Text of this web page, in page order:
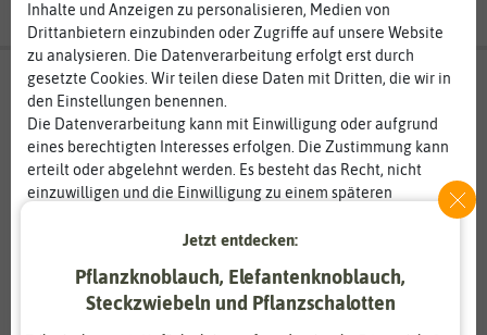
Inhalte und Anzeigen zu personalisieren, Medien von
Drittanbietern einzubinden oder Zugriffe auf unsere Website
zu analysieren. Die Datenverarbeitung erfolgt erst durch
gesetzte Cookies. Wir teilen diese Daten mit Dritten, die wir in
den Einstellungen benennen.
Die Datenverarbeitung kann mit Einwilligung oder aufgrund
eines berechtigten Interesses erfolgen. Die Zustimmung kann
erteilt oder abgelehnt werden. Es besteht das Recht, nicht
einzuwilligen und die Einwilligung zu einem späteren
Informationen zur Verwendung personenbezogener Daten und
Essenziell Statistik
Jetzt entdecken:
Pflanzknoblauch, Elefantenknoblauch,
Steckzwiebeln und Pflanzschalotten